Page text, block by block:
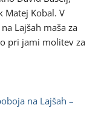
Matej Kobal. V
Lajšah maša za
pri jami molitev za
na Lajšah –